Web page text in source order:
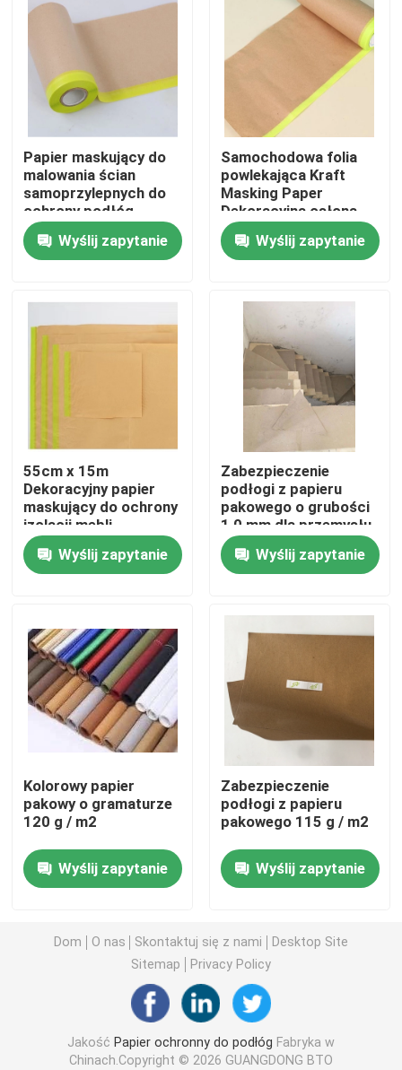
Dom
Produkty
O nas
Poprosić o wycenę
Papier ochronny do podłóg
Ochrona podłogi z papieru kraft
Papier budowlany do pokrywania podłóg
Papier do drukowania na kartonie
Wodoodporne arkusze podłogowe
Tymczasowe pokrycie podłogowe ochronne
Czarny papier tekturowy
Oddychająca taśma klejąca
Pakowanie papieru w rolce
Papier maskujący do
malowania ścian
samoprzylepnych do
ochrony podłóg
Wyślij zapytanie
Samochodowa folia
powlekająca Kraft
Masking Paper
Dekoracyjna osłona
ochronna
Wyślij zapytanie
55cm x 15m
Dekoracyjny papier
maskujący do ochrony
izolacji mebli
Wyślij zapytanie
Zabezpieczenie
podłogi z papieru
pakowego o grubości
1,0 mm dla przemysłu
budowlanego
Wyślij zapytanie
Kolorowy papier
pakowy o gramaturze
120 g / m2
Wyślij zapytanie
Zabezpieczenie
podłogi z papieru
pakowego 115 g / m2
Wyślij zapytanie
Dom O nas Skontaktuj się z nami
Desktop Site
Sitemap
Privacy Policy
Jakość Papier ochronny do podłóg Fabryka w
Chinach.Copyright © 2026 GUANGDONG BTO